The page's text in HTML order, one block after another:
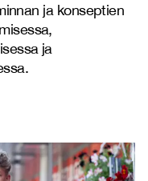
ja konseptien
ja